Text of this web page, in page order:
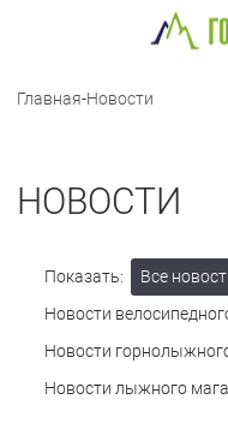
Главная-Новости
НОВОСТИ
Показать:
Все
Новости
Новости
Новости лыжного